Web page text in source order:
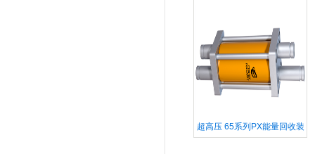
超高压 65系列PX能量回收装